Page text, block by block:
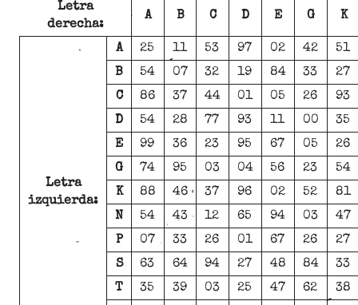
Letra
derecha:
A B C D E G K
Letra
izquierda:
A 25 11 53 97 02 42
51
B
54 07 32 19 84 33
27
C
86 37 44 01 05 26
93
D
54 28 77 93 11 00
35
E
99 36 23 95 67 05
26
G
74 95 03 04 56 23
54
K
88 46 37 96 02 52
81
N
54 43 12 65 94 03
47
P
07 33 26 01 67 26
27
S
63 64 94 27 48 84
33
T
35 39 03 25 47 62
38